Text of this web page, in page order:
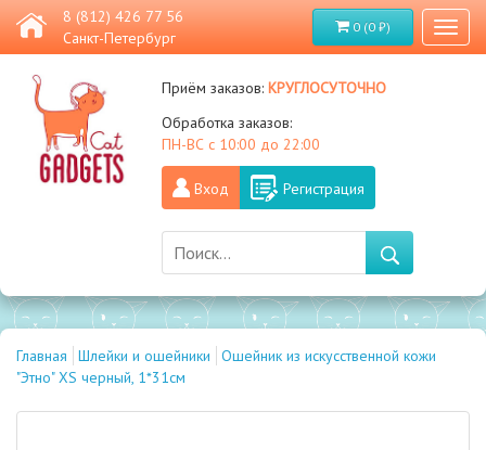
8 (812) 426 77 56
Санкт-Петербург
0 (0 ₽)
Приём заказов:круглосуточно
Обработка заказов:
ПН-ВС с 10:00 до 22:00
Вход Регистрация
Главная Шлейки и ошейники
Ошейник из искусственной кожи
"Этно" XS черный, 1*31см